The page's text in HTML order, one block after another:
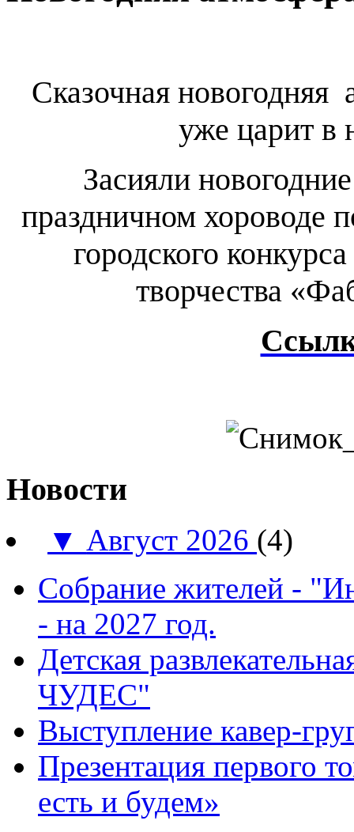
Сказочная новогодняя
уже царит
Засияли
праздничном хороводе
городского
творчества
Новости
▼ Август 2026 (4)
Собрание жителей -
- на 2027 год.
Детская
ЧУДЕС"
Выступление кавер-
Презентация первого
есть и будем»